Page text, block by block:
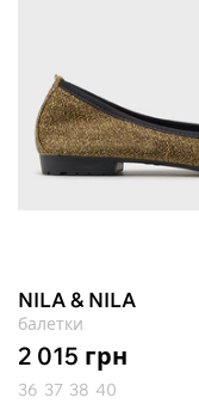
NILA & NILA
балетки
2 015 грн
36 37 38 40